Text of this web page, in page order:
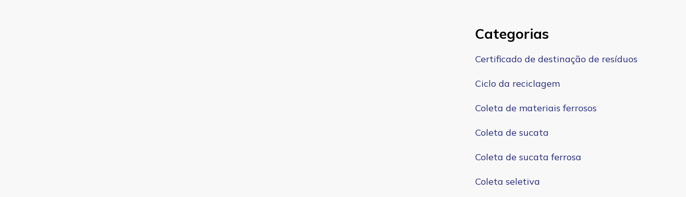
Categorias
Certificado de destinação de resíduos
Ciclo da reciclagem
Coleta de materiais ferrosos
Coleta de sucata
Coleta de sucata ferrosa
Coleta seletiva